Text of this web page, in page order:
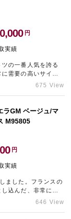
円
実績
の一番人気を誇る
需要の高いサイズ
をご提示させていた
675 View
ラGM ベージュ/マ
M95805
円
実績
ました。フランスの
込んだ、非常に個
の流通量が極めて少
646 View